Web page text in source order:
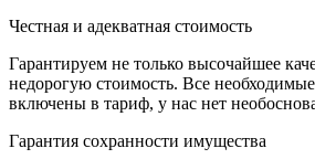
Честная и адекватная стоимость
Гарантируем не только высочайшее
недорогую стоимость. Все
включены в тариф, у нас нет
Гарантия сохранности имущества